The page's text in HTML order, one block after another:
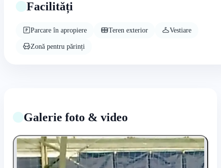
Facilități
Parcare în apropiere Teren exterior Vestiare
Zonă pentru părinți
Galerie foto & video